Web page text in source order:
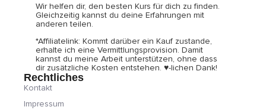
Wir helfen dir, den besten Kurs für dich zu finden.
Gleichzeitig kannst du deine Erfahrungen mit
anderen teilen.
*Affiliatelink: Kommt darüber ein Kauf zustande,
erhalte ich eine Vermittlungsprovision. Damit
kannst du meine Arbeit unterstützen, ohne dass
dir zusätzliche Kosten entstehen. ♥-lichen Dank!
Rechtliches
Kontakt
Impressum